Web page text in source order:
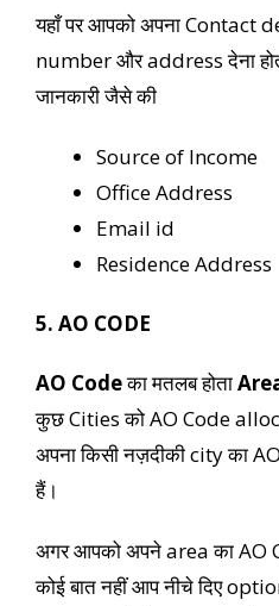
यहाँ पर आपको अपना Contact
number और address देना
जानकारी जैसे की
Source of Income
Office Address
Email id
Residence Address
5. AO CODE
AO Codeका मतलब होता
कुछ Cities को AO Code
अपना किसी नज़दीकी city का
हैं।
अगर आपको अपने area का AO
कोई बात नहीं आप नीचे दिए